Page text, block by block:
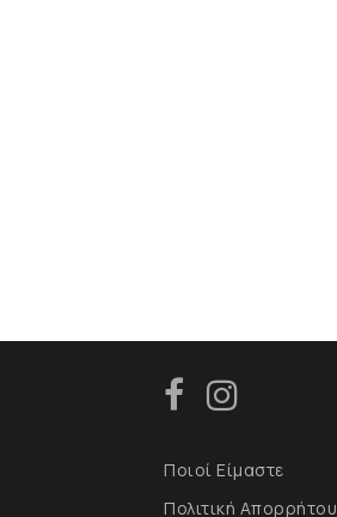
Ποιοί Είμαστε
Πολιτική Απορρήτου